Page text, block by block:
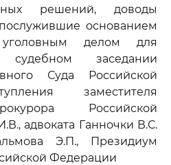
решений, доводы
основанием
делом для
заседании
Суда Российской
заместителя
Российской
адвоката Ганночки В.С.
Э.П., Президиум
Федерации